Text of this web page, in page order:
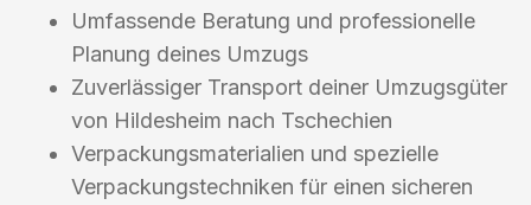
Umfassende Beratung und professionelle
Planung deines Umzugs
Zuverlässiger Transport deiner Umzugsgüter
von Hildesheim nach Tschechien
Verpackungsmaterialien und spezielle
Verpackungstechniken für einen sicheren